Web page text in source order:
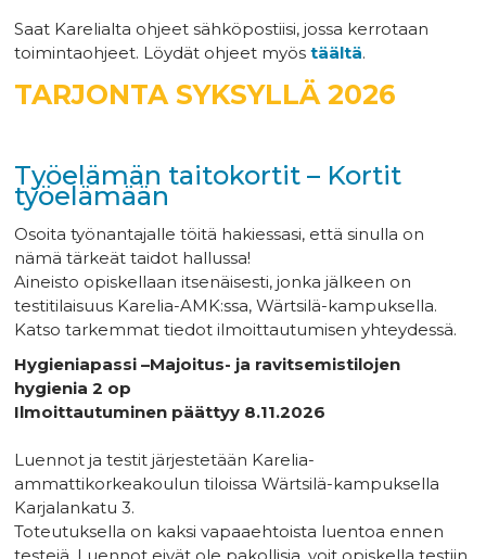
Saat Karelialta ohjeet sähköpostiisi, jossa kerrotaan
toimintaohjeet. Löydät ohjeet myöstäältä.
TARJONTA SYKSYLLÄ 2026
Työelämän taitokortit – Kortit
työelämään
Osoita työnantajalle töitä hakiessasi, että sinulla on
nämä tärkeät taidot hallussa!
Aineisto opiskellaan itsenäisesti, jonka jälkeen on
testitilaisuus Karelia-AMK:ssa, Wärtsilä-kampuksella.
Katso tarkemmat tiedot ilmoittautumisen yhteydessä.
Hygieniapassi –Majoitus- ja ravitsemistilojen
hygienia 2 op
Ilmoittautuminen päättyy 8.11.2026
Luennot ja testit järjestetään Karelia-
ammattikorkeakoulun tiloissa Wärtsilä-kampuksella
Karjalankatu 3.
Toteutuksella on kaksi vapaaehtoista luentoa ennen